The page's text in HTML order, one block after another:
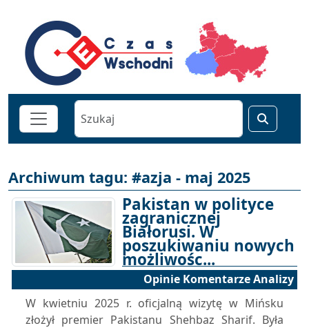
Archiwum tagu: #azja - maj 2025
Pakistan w polityce
zagranicznej
Białorusi. W
poszukiwaniu nowych
możliwośc...
02-05-2025 17:00
Opinie Komentarze Analizy
W kwietniu 2025 r. oficjalną wizytę w Mińsku
złożył premier Pakistanu Shehbaz Sharif. Była